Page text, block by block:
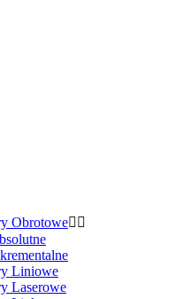
Obrotowe 
Liniowe
Laserowe